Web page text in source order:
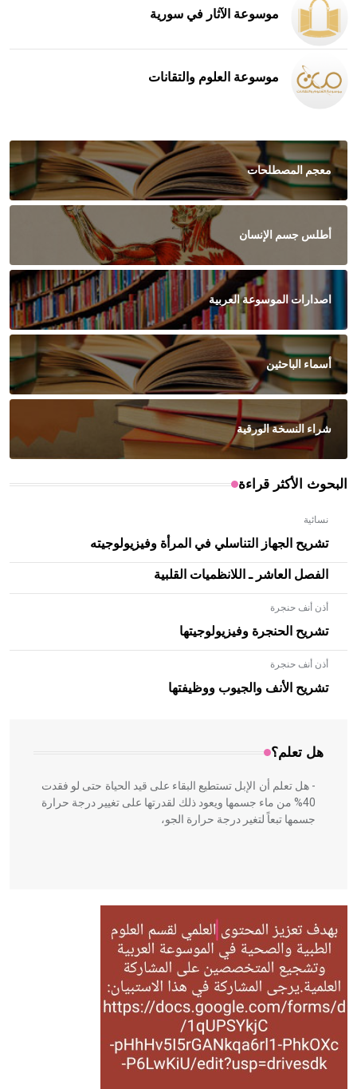
موسوعة الآثار في سورية
موسوعة العلوم والتقانات
معجم المصطلحات
أطلس جسم الإنسان
اصدارات الموسوعة العربية
أسماء الباحثين
شراء النسخة الورقية
البحوث الأكثر قراءة
نسائية
تشريح الجهاز التناسلي في المرأة وفيزيولوجيته
الفصل العاشر ـ اللانظميات القلبية
أذن أنف حنجرة
تشريح الحنجرة وفيزيولوجيتها
أذن أنف حنجرة
تشريح الأنف والجيوب ووظيفتها
هل تعلم؟
- هل تعلم أن الأبلق نوع من الفنون الهندسية التي ارتبطت
بالعمارة الإسلامية في بلاد الشام ومصر خاصة، حيث يحرص
المعمار على بناء مداميكه وخاصة في الواجهات
- هل تعلم أن الإبل تستطيع البقاء على قيد الحياة حتى لو فقدت
40% من ماء جسمها ويعود ذلك لقدرتها على تغيير درجة حرارة
جسمها تبعاً لتغير درجة حرارة الجو،
- هل تعلم أن أبقراط كتب في الطب أربعة مؤلفات هي:
الحكم، الأدلة، تنظيم التغذية، ورسالته في جروح الرأس. ويعود
له الفضل بأنه حرر الطب من الدين والفلسفة.
- هل تعلم أن المرجان إفراز حيواني يتكون في البحر ويتركب
من مادة كربونات الكلسيوم، وهو أحمر أو شديد الحمرة وهو
أجود أنواعه، ويمتاز بكبر الحجم ويسمى الش